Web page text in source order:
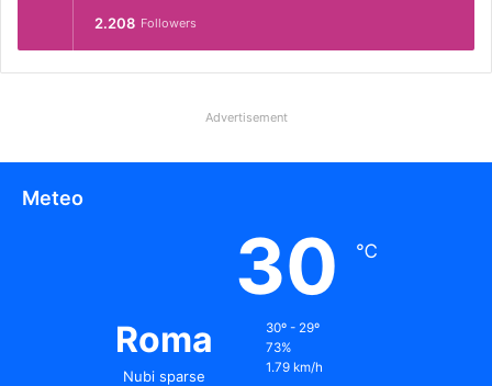
2.208 Followers
Advertisement
Meteo
Roma
Nubi sparse
30 ℃
30º - 29º
73%
1.79 km/h